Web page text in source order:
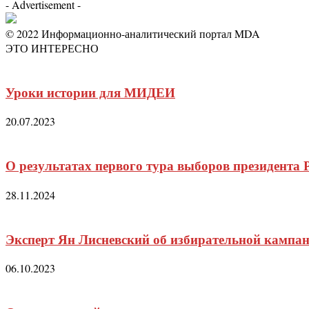
- Advertisement -
© 2022 Информационно-аналитический портал MDA
ЭТО ИНТЕРЕСНО
Уроки истории для МИДЕИ
20.07.2023
О результатах первого тура выборов
28.11.2024
Эксперт Ян Лисневский об избирательной
06.10.2023